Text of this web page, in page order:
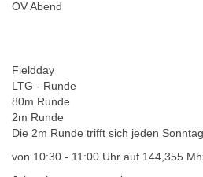
OV Abend
Fieldday
LTG - Runde
80m Runde
2m Runde
Die 2m Runde trifft sich jeden
von 10:30 - 11:00 Uhr auf 144,355